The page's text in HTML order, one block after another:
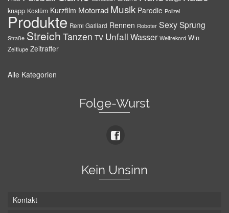
knapp Kostüm Kurzfilm Motorrad Musik Parodie Polizei
Produkte Remi Gaillard Rennen Roboter SexySprung
Straße Streich Tanzen TV Unfall Wasser Weltrekord Win
Zeitlupe Zeitraffer
Alle Kategorien
Folge-Wurst
Kein Unsinn
Kontakt